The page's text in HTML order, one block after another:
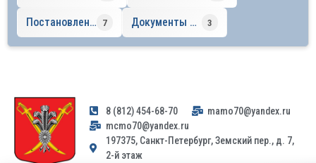
Постановления до 2019 года 7 Документы по определению границ продажи алкоголя 3
8 (812) 454-68-70
mamo70@yandex.ru
mcmo70@yandex.ru
197375, Санкт-Петербург, Земский пер., д. 7,
2-й этаж